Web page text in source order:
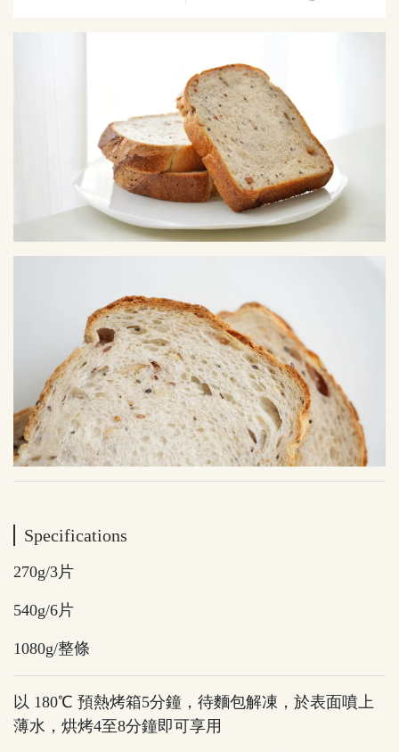
Specifications
270g/3片
540g/6片
1080g/整條
以 180℃ 預熱烤箱5分鐘，待麵包解凍，於表面噴上
薄水，烘烤4至8分鐘即可享用